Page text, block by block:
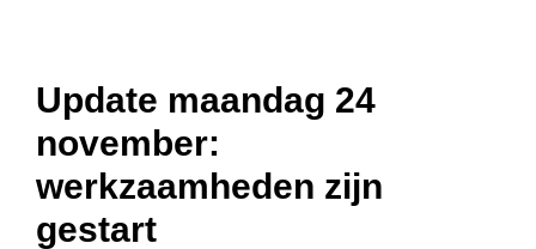
Update maandag 24
november:
werkzaamheden zijn
gestart